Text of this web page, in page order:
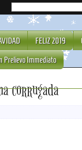
FELIZ 2019
Prelievo Immediato
corrugada